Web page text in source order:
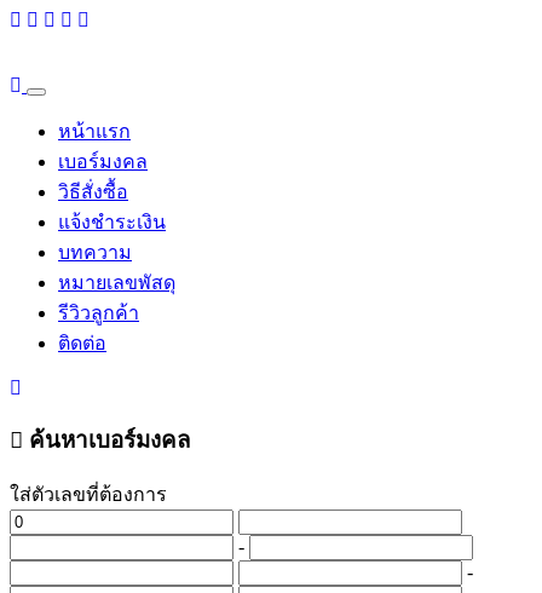
หน้าแรก
เบอร์มงคล
วิธีสั่งซื้อ
แจ้งชำระเงิน
บทความ
หมายเลขพัสดุ
รีวิวลูกค้า
ติดต่อ
ค้นหาเบอร์มงคล
ใส่ตัวเลขที่ต้องการ
-
-